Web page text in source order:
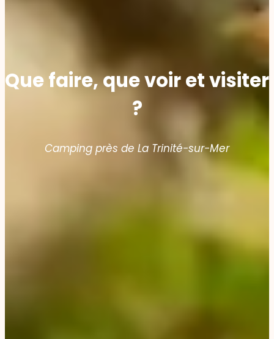
Que faire, que voir et visiter
?
Camping près de La Trinité-sur-Mer